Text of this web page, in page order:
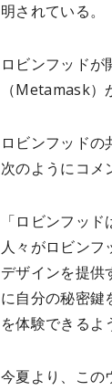
明されている。
ロビンフッド
（Metamask）
ロビンフッド
次のようにコメ
「ロビンフッ
人々がロビンフ
デザインを提供
に自分の秘密鍵
を体験できるよ
今夏より、この